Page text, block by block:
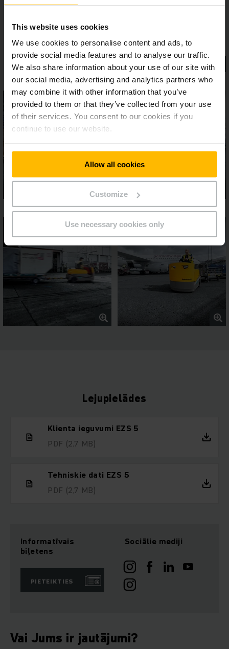
This website uses cookies
We use cookies to personalise content and ads, to
provide social media features and to analyse our traffic.
We also share information about your use of our site with
our social media, advertising and analytics partners who
may combine it with other information that you’ve
provided to them or that they’ve collected from your use
of their services. You consent to our cookies if you
continue to use our website.
Allow all cookies
Customize
Use necessary cookies only
Lejupielādes
Klienta ieguvumi EZS 5
PDF (2,7 MB)
Tehniskie dati EZS 5
PDF (2,7 MB)
Informatīvais
biļetens
PIETEIKTIES
Sociālie mediji
Vai Jums ir jautājumi?